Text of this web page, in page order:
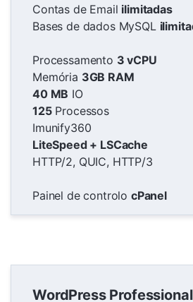
Contas de Email ilimitadas
Bases de dados MySQL
Processamento 3 vCPU
Memória 3GB RAM
40 MB IO
125Processos
Imunify360
LiteSpeed + LSCache
HTTP/2, QUIC, HTTP/3
Painel de controlo cPanel
WordPress Professional